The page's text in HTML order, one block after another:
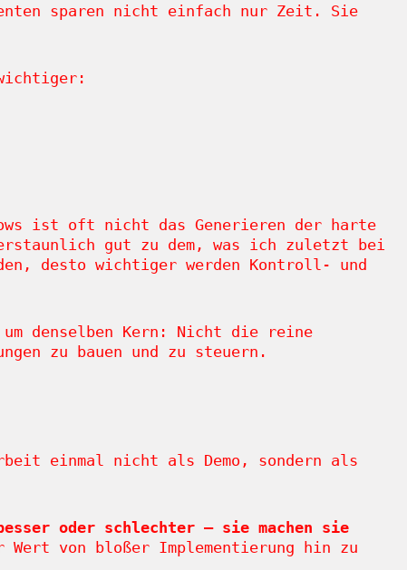
sparen nicht einfach nur Zeit. Sie
ist oft nicht das Generieren der harte
gut zu dem, was ich zuletzt bei
desto wichtiger werden Kontroll- und
denselben Kern: Nicht die reine
zu bauen und zu steuern.
einmal nicht als Demo, sondern als
oder schlechter – sie machen sie
Wert von bloßer Implementierung hin zu